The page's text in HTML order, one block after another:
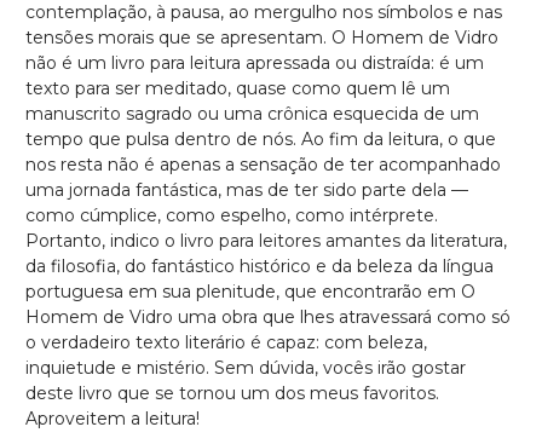
contemplação, à pausa, ao mergulho nos símbolos e nas
tensões morais que se apresentam. O Homem de Vidro
não é um livro para leitura apressada ou distraída: é um
texto para ser meditado, quase como quem lê um
manuscrito sagrado ou uma crônica esquecida de um
tempo que pulsa dentro de nós. Ao fim da leitura, o que
nos resta não é apenas a sensação de ter acompanhado
uma jornada fantástica, mas de ter sido parte dela —
como cúmplice, como espelho, como intérprete.
Portanto, indico o livro para leitores amantes da literatura,
da filosofia, do fantástico histórico e da beleza da língua
portuguesa em sua plenitude, que encontrarão em O
Homem de Vidro uma obra que lhes atravessará como só
o verdadeiro texto literário é capaz: com beleza,
inquietude e mistério. Sem dúvida, vocês irão gostar
deste livro que se tornou um dos meus favoritos.
Aproveitem a leitura!